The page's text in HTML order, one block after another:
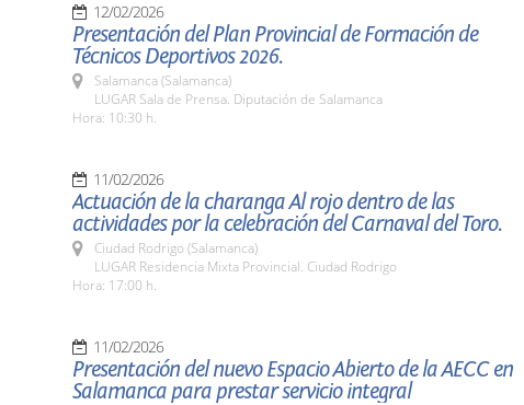
12/02/2026
Presentación del Plan Provincial de Formación de
Técnicos Deportivos 2026.
Salamanca (Salamanca)
LUGAR Sala de Prensa. Diputación de Salamanca
Hora: 10:30 h.
11/02/2026
Actuación de la charanga Al rojo dentro de las
actividades por la celebración del Carnaval del Toro.
Ciudad Rodrigo (Salamanca)
LUGAR Residencia Mixta Provincial. Ciudad Rodrigo
Hora: 17:00 h.
11/02/2026
Presentación del nuevo Espacio Abierto de la AECC en
Salamanca para prestar servicio integral